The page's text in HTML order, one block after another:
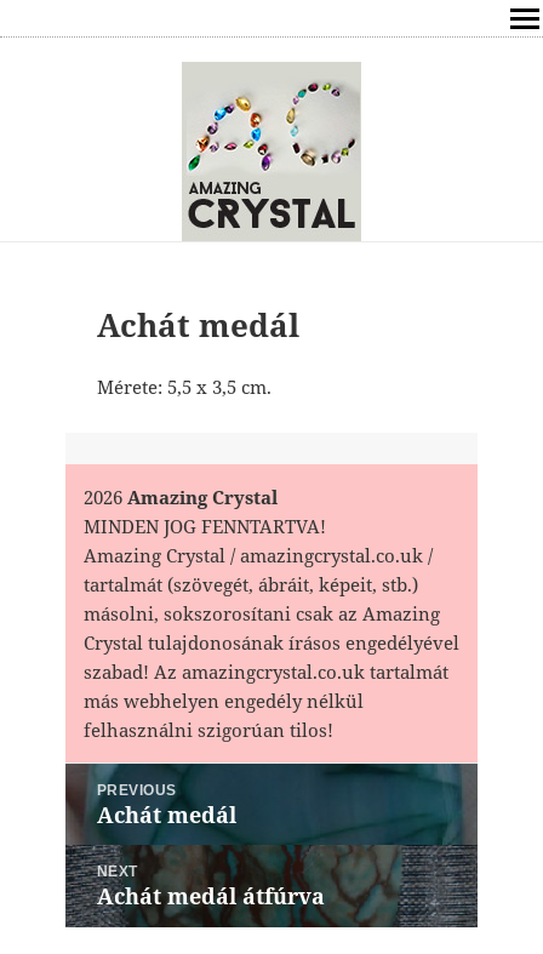
ÍRÁSOK
ÁSVÁNYOK HATÁSAI
ELÉRHETŐSÉG
Achát medál
Mérete: 5,5 x 3,5 cm.
2026Amazing Crystal
MINDEN JOG FENNTARTVA!
Amazing Crystal / amazingcrystal.co.uk /
tartalmát (szövegét, ábráit, képeit, stb.)
másolni, sokszorosítani csak az Amazing
Crystal tulajdonosának írásos engedélyével
szabad! Az amazingcrystal.co.uk tartalmát
más webhelyen engedély nélkül
felhasználni szigorúan tilos!
Bejegyzés
navigáció
PREVIOUS
Previous
post:
Achát medál
NEXT
Next
post:
Achát medál átfúrva